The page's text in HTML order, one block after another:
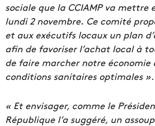
sociale que la CCIAMP va mettre
lundi 2 novembre. Ce comité
et aux exécutifs locaux un plan
afin de favoriser l’achat local à
de faire marcher notre économie
conditions sanitaires optimales ».
« Et envisager, comme le
République l’a suggéré, un